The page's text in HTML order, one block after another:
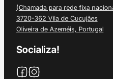
(Chamada para rede fixa
3720-362 Vila de Cucujães
Oliveira de Azeméis, Portugal
Socializa!